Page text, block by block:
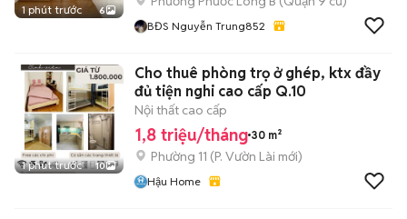
1 phút trước 6
BĐS Nguyễn Trung852
1 phút trước 10
Cho thuê phòng trọ ở ghép, ktx đầy
đủ tiện nghi cao cấp Q.10
Nội thất cao cấp
1,8 triệu/tháng 30 m²
Phường 11 (P. Vườn Lài mới)
Hậu Home